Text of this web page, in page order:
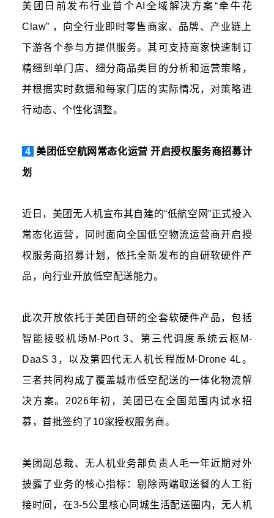
美团日前发布行业首个AI全域解决方案“牵牛花
Claw” ，向全行业即时零售商家、品牌、产业链上
下游各个参与方提供服务。其可支持商家快速制订
精细到单门店、细分商品类目的分析和运营策略，
并根据实时数据和每家门店的实际情况，对策略进
行动态、个性化调整。
4 美团低空航网常态化运营 开启授权服务商招募计
划
近日，美团无人机宣布其自建的“低航空网”正式投入
常态化运营，同时面向全国低空物流运营商开启授
权服务商招募计划，依托全新发布的自研软硬件产
品，向行业开放低空配送能力。
此次开放依托于美团自研的全套软硬件产品，包括
智能接驳机场M-Port 3、第三代调度系统云枢M-
DaaS 3，以及第四代无人机长程版M-Drone 4L。
三者共同构成了覆盖城市低空配送的一体化物流解
决方案。2026年初，美团已在全国范围内试水招
募，首批签约了10家授权服务商。
美团副总裁、无人机业务部负责人毛一年近期对外
披露了业务的核心指标：剔除两端取送餐的人工衔
接时间，在3-5公里核心同城生活配送圈内，无人机